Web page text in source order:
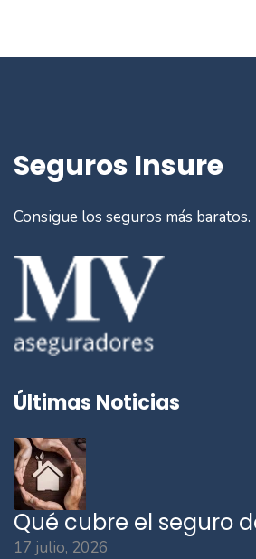
Seguros Insure
Consigue los seguros más baratos.
Últimas Noticias
Qué cubre el seguro
17 julio, 2026